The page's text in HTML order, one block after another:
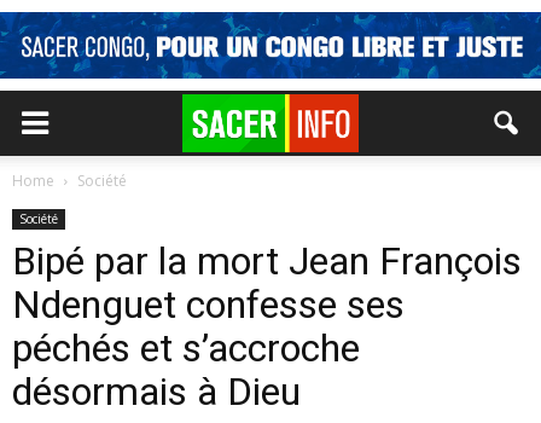
Home Société
Société
Bipé par la mort Jean François
Ndenguet confesse ses
péchés et s’accroche
désormais à Dieu